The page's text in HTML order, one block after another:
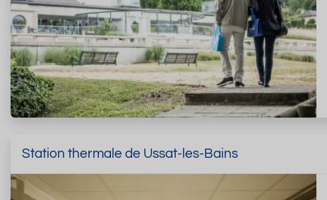
Station thermale de Ussat-les-Bains